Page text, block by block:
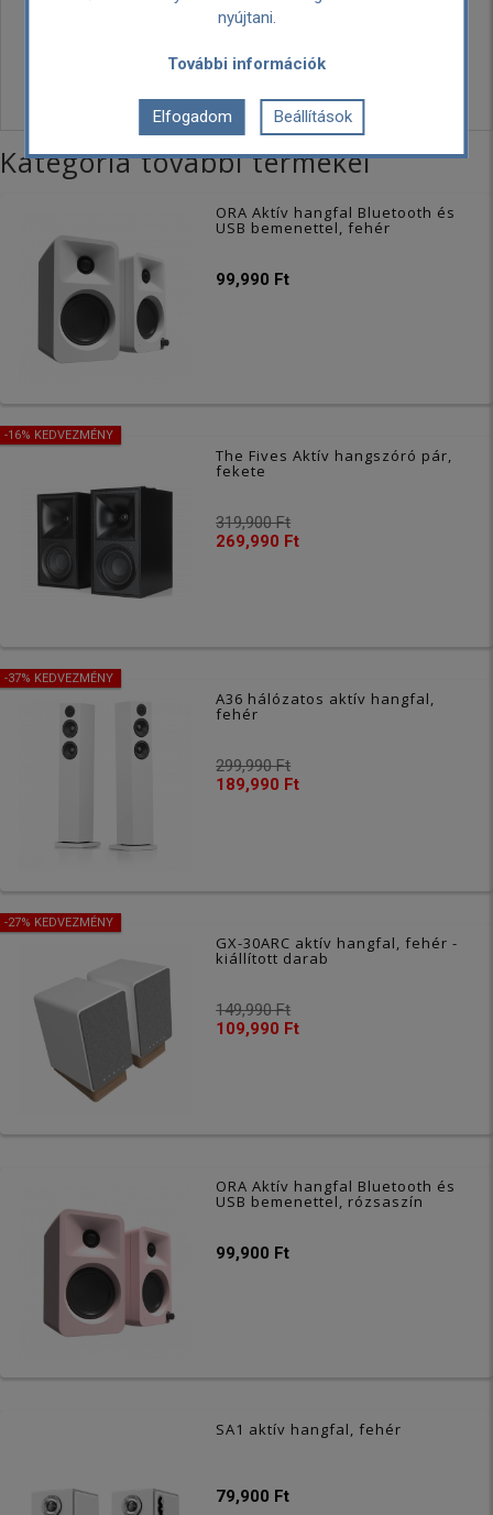
Kategória további termékei
ORA Aktív hangfal Bluetooth és
USB bemenettel, fehér
99,990 Ft
-16% KEDVEZMÉNY
The Fives Aktív hangszóró pár,
fekete
319,900 Ft
269,990 Ft
-37% KEDVEZMÉNY
A36 hálózatos aktív hangfal,
fehér
299,990 Ft
189,990 Ft
-27% KEDVEZMÉNY
GX-30ARC aktív hangfal, fehér -
kiállított darab
149,990 Ft
109,990 Ft
ORA Aktív hangfal Bluetooth és
USB bemenettel, rózsaszín
99,900 Ft
SA1 aktív hangfal, fehér
79,900 Ft
nyújtani.
További információk
Elfogadom Beállítások